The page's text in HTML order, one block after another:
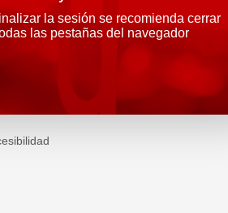
la sesión se recomienda cerrar
las pestañas del navegador